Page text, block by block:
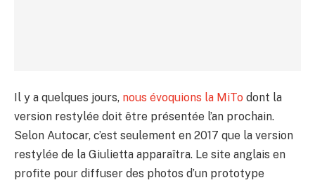
Il y a quelques jours, nous évoquions la MiTo dont la
version restylée doit être présentée l’an prochain.
Selon Autocar, c’est seulement en 2017 que la version
restylée de la Giulietta apparaîtra. Le site anglais en
profite pour diffuser des photos d’un prototype